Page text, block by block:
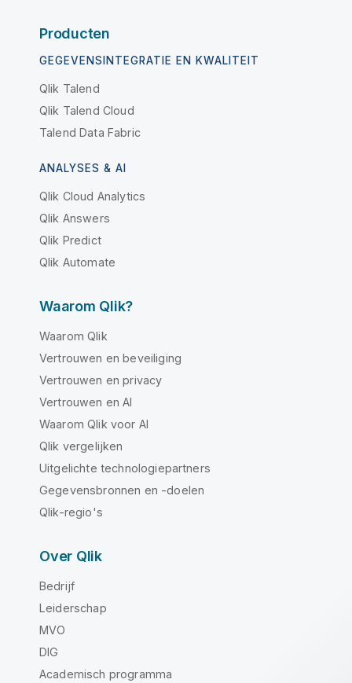
Producten
GEGEVENSINTEGRATIE EN KWALITEIT
Qlik Talend
Qlik Talend Cloud
Talend Data Fabric
ANALYSES & AI
Qlik Cloud Analytics
Qlik Answers
Qlik Predict
Qlik Automate
Waarom Qlik?
Waarom Qlik
Vertrouwen en beveiliging
Vertrouwen en privacy
Vertrouwen en AI
Waarom Qlik voor AI
Qlik vergelijken
Uitgelichte technologiepartners
Gegevensbronnen en -doelen
Qlik-regio's
Over Qlik
Bedrijf
Leiderschap
MVO
DIG
Academisch programma